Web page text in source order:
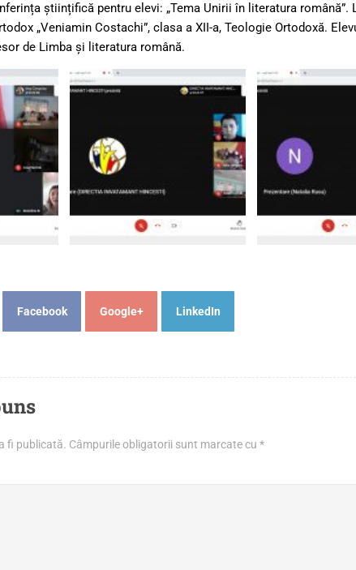
științifică pentru elevi: „Tema Unirii în literatura
„Veniamin Costachi”, clasa a XII-a, Teologie Ortodoxă.
de Limba și literatura română.
Facebook Google+ LinkedIn
fi publicată. Câmpurile obligatorii sunt marcate cu *